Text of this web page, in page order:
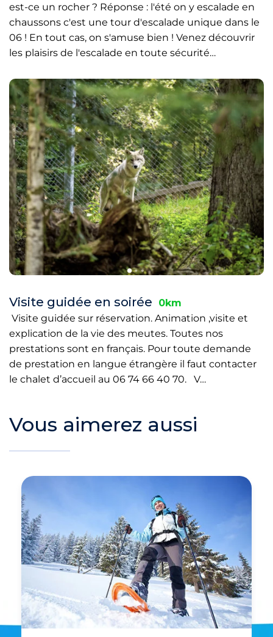
est-ce un rocher ? Réponse : l'été on y escalade en
chaussons c'est une tour d'escalade unique dans le
06 ! En tout cas, on s'amuse bien ! Venez découvrir
les plaisirs de l'escalade en toute sécurité…
Visite guidée en soirée
0km
Visite guidée sur réservation. Animation ,visite et
explication de la vie des meutes. Toutes nos
prestations sont en français. Pour toute demande
de prestation en langue étrangère il faut contacter
le chalet d’accueil au 06 74 66 40 70. V…
Vous aimerez aussi